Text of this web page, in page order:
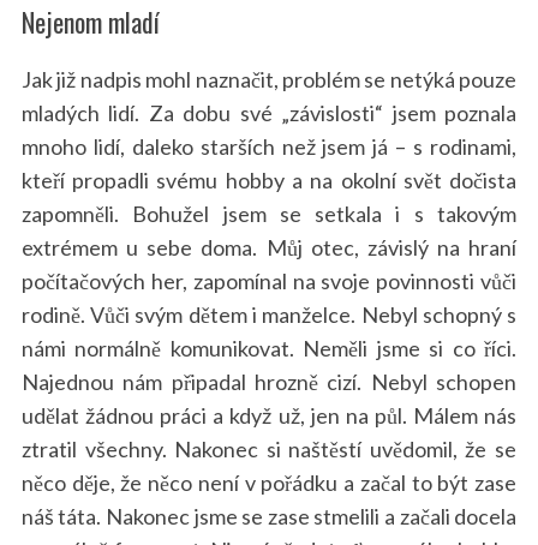
Nejenom mladí
Jak již nadpis mohl naznačit, problém se netýká pouze
mladých lidí. Za dobu své „závislosti“ jsem poznala
mnoho lidí, daleko starších než jsem já – s rodinami,
kteří propadli svému hobby a na okolní svět dočista
zapomněli. Bohužel jsem se setkala i s takovým
extrémem u sebe doma. Můj otec, závislý na hraní
počítačových her, zapomínal na svoje povinnosti vůči
rodině. Vůči svým dětem i manželce. Nebyl schopný s
námi normálně komunikovat. Neměli jsme si co říci.
Najednou nám připadal hrozně cizí. Nebyl schopen
udělat žádnou práci a když už, jen na půl. Málem nás
ztratil všechny. Nakonec si naštěstí uvědomil, že se
něco děje, že něco není v pořádku a začal to být zase
náš táta. Nakonec jsme se zase stmelili a začali docela